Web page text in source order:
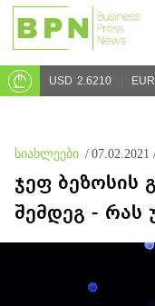
USD 2.6210 EUR
სიახლეები / 07.02.2021
ჯეფ ბეზოსის
შემდეგ -